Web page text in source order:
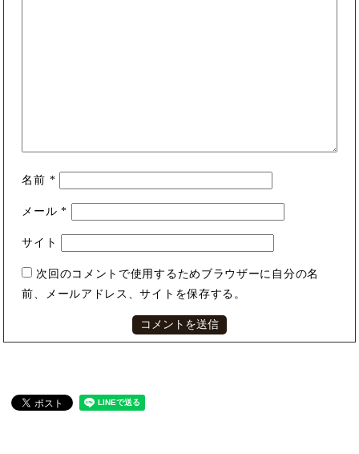
名前 *
メール*
サイト
次回のコメントで使用するためブラウザーに自分の名
前、メールアドレス、サイトを保存する。